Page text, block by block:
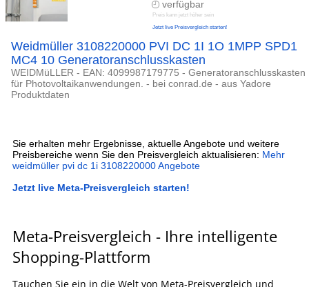
verfügbar
Preis kann jetzt höher sein
Jetzt live Preisvergleich starten!
Weidmüller 3108220000 PVI DC 1I 1O 1MPP SPD1
MC4 10 Generatoranschlusskasten
WEIDMüLLER - EAN: 4099987179775 - Generatoranschlusskasten
für Photovoltaikanwendungen. - bei conrad.de - aus Yadore
Produktdaten
Sie erhalten mehr Ergebnisse, aktuelle Angebote und weitere
Preisbereiche wenn Sie den Preisvergleich aktualisieren: Mehr
weidmüller pvi dc 1i 3108220000 Angebote
Jetzt live Meta-Preisvergleich starten!
Meta-Preisvergleich - Ihre intelligente
Shopping-Plattform
Tauchen Sie ein in die Welt von Meta-Preisvergleich und